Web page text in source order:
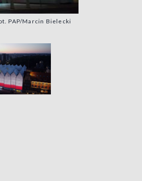
PAP/Marcin Bielecki